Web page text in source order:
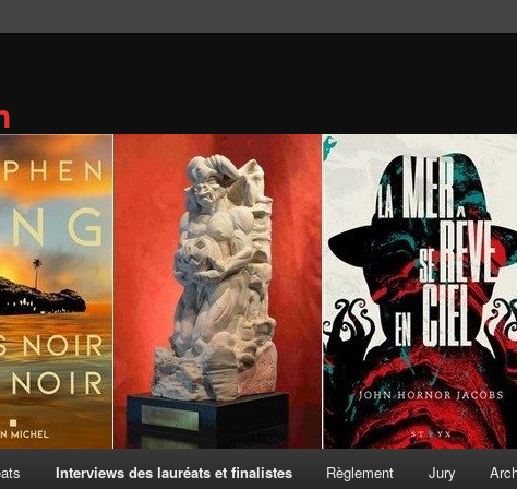
Interviews des lauréats et finalistes Règlement Jury